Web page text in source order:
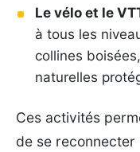
Le vélo et le
à tous les
collines
naturelles
Ces activités
de se reconnecter